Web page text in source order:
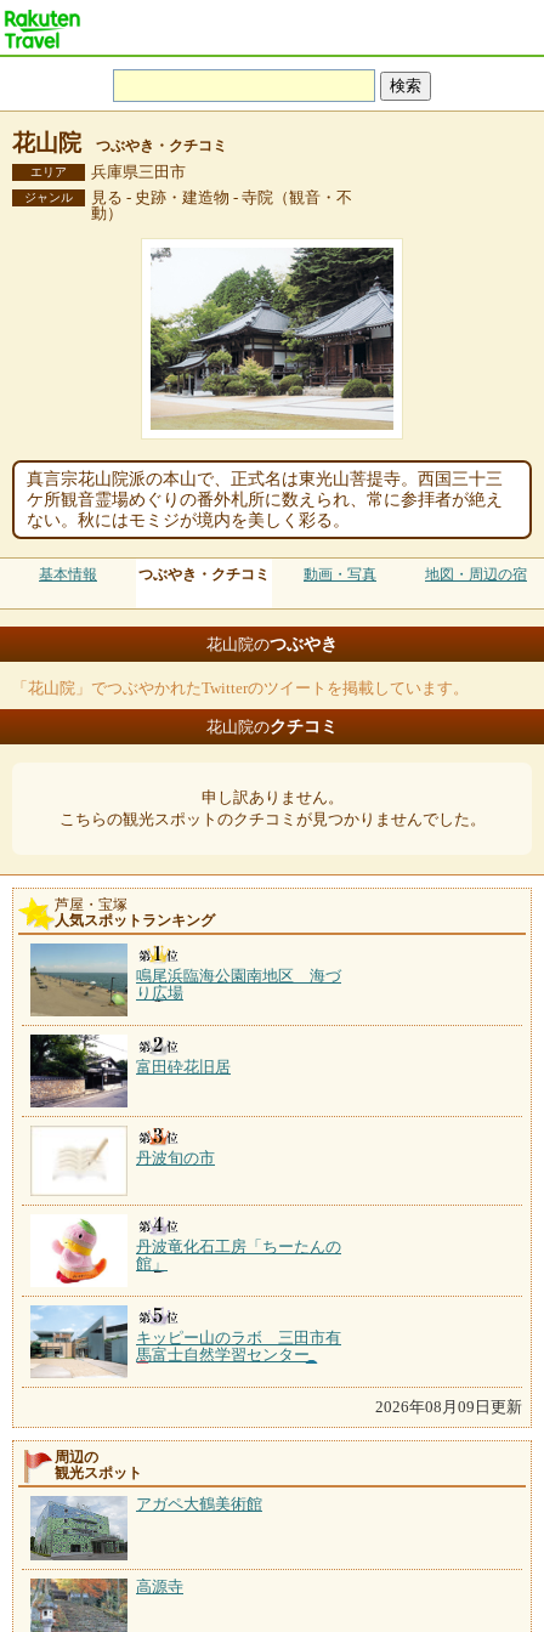
花山院 つぶやき・クチコミ
エリア 兵庫県三田市
ジャンル
見る - 史跡・建造物 - 寺院（観音・不
動）
真言宗花山院派の本山で、正式名は東光山菩提寺。西国三十三
ケ所観音霊場めぐりの番外札所に数えられ、常に参拝者が絶え
ない。秋にはモミジが境内を美しく彩る。
基本情報 つぶやき・クチコミ 動画・写真 地図・周辺の宿
花山院のつぶやき
「花山院」でつぶやかれたTwitterのツイートを掲載しています。
花山院のクチコミ
申し訳ありません。
こちらの観光スポットのクチコミが見つかりませんでした。
芦屋・宝塚
人気スポットランキング
鳴尾浜臨海公園南地区 海づ
り広場
富田砕花旧居
丹波旬の市
丹波竜化石工房「ちーたんの
館」
キッピー山のラボ 三田市有
馬富士自然学習センター
2026年08月09日更新
周辺の
観光スポット
アガペ大鶴美術館
高源寺